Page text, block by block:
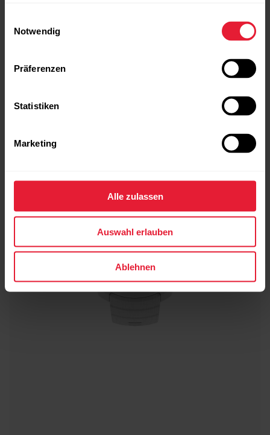
Notwendig
Präferenzen
Statistiken
Marketing
Alle zulassen
Auswahl erlauben
Ablehnen